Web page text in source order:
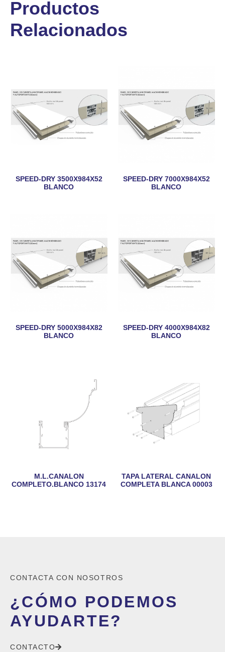
Productos
Relacionados
SPEED-DRY 3500X984X52
BLANCO
SPEED-DRY 7000X984X52
BLANCO
SPEED-DRY 5000X984X82
BLANCO
SPEED-DRY 4000X984X82
BLANCO
M.L.CANALON
COMPLETO.BLANCO 13174
TAPA LATERAL CANALON
COMPLETA BLANCA 00003
CONTACTA CON NOSOTROS
¿CÓMO PODEMOS
AYUDARTE?
CONTACTO